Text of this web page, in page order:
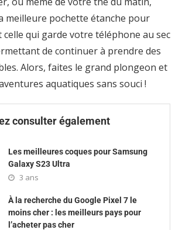
meilleure pochette étanche pour
qui garde votre téléphone au sec
de continuer à prendre des
Alors, faites le grand plongeon et
aquatiques sans souci !
consulter également
Les meilleures coques pour Samsung
Galaxy S23 Ultra
3 ans
À la recherche du Google Pixel 7 le
moins cher : les meilleurs pays pour
l’acheter pas cher